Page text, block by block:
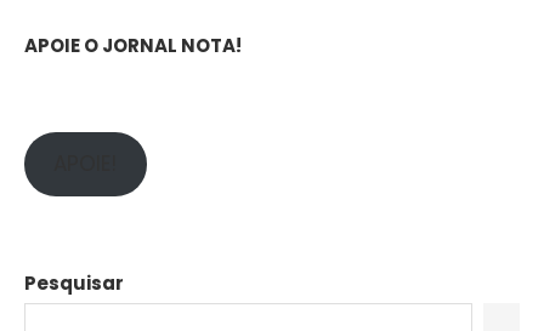
APOIE O JORNAL NOTA!
Pesquisar